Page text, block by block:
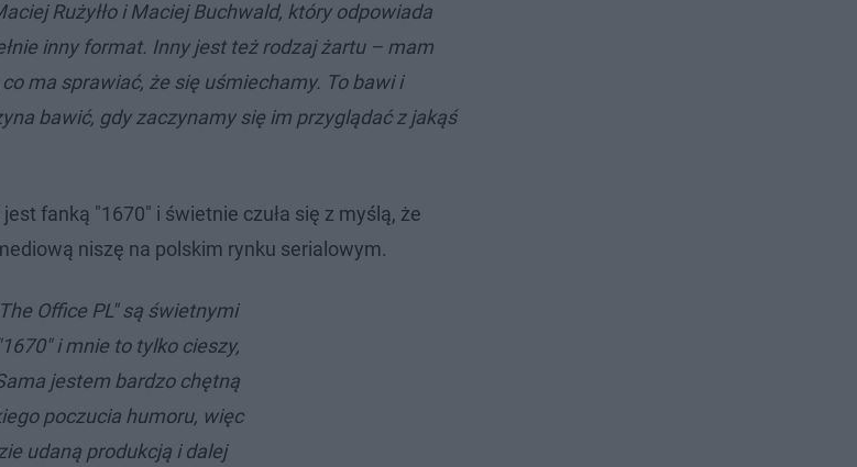
Rużyłło i Maciej Buchwald, który odpowiada
inny format. Inny jest też rodzaj żartu – mam
ma sprawiać, że się uśmiechamy. To bawi i
bawić, gdy zaczynamy się im przyglądać z jakąś
fanką "1670" i świetnie czuła się z myślą, że
niszę na polskim rynku serialowym.
Office PL" są świetnymi
i mnie to tylko cieszy,
jestem bardzo chętną
poczucia humoru, więc
udaną produkcją i dalej